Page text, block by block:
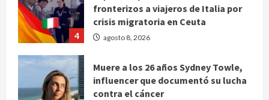
4
fronterizos a viajeros de Italia por
crisis migratoria en Ceuta
agosto 8, 2026
Muere a los 26 años Sydney Towle,
influencer que documentó su lucha
contra el cáncer